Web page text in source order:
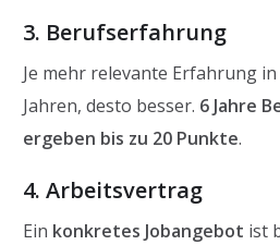
3. Berufserfahrung
Je mehr relevante Erfahrung
Jahren, desto besser. 6 Jahre
ergeben bis zu 20 Punkte.
4. Arbeitsvertrag
Ein konkretes Jobangebot ist